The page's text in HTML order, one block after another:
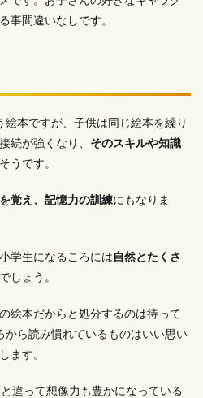
事間違いなしです。
本ですが、子供は同じ絵本を繰り
続が強くなり、 そのスキルや知識
そうです。
覚え、記憶力の訓練にもなりま
学生になるころには自然とたくさ
しょう。
絵本だからと処分するのは待って
から読み慣れているものはいい思い
ます。
違って想像力も豊かになっている